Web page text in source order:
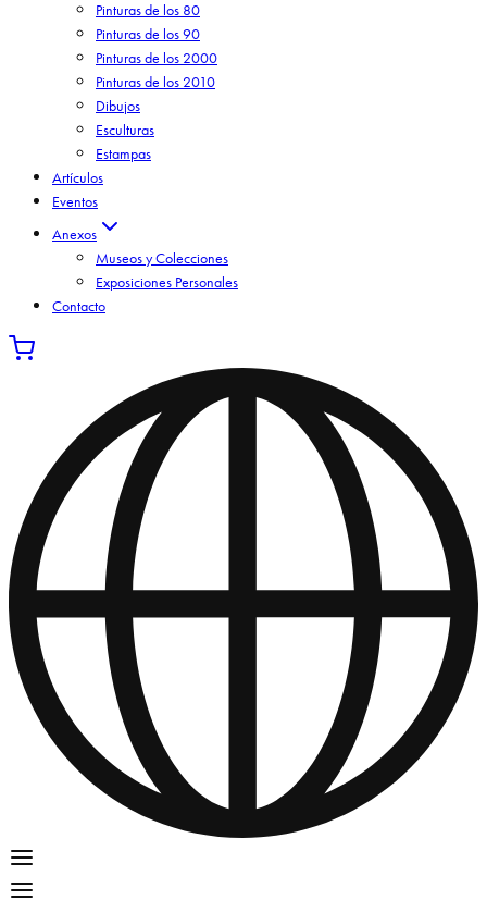
Pinturas de los 80
Pinturas de los 90
Pinturas de los 2000
Pinturas de los 2010
Dibujos
Esculturas
Estampas
Artículos
Eventos
Anexos
Museos y Colecciones
Exposiciones Personales
Contacto